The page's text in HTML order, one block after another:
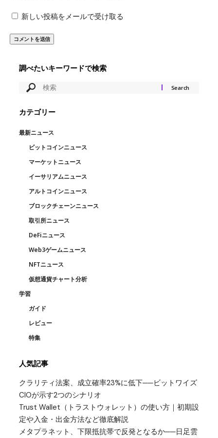
新しい投稿をメールで受け取る
調べたいキーワードで検索
カテゴリー
最新ニュース
ビットコインニュース
マーケットニュース
イーサリアムニュース
アルトコインニュース
ブロックチェーンニュース
取引所ニュース
DeFiニュース
Web3ゲームニュース
NFTニュース
仮想通貨チャート分析
学習
ガイド
レビュー
特集
人気記事
クラリティ法案、成立確率23%に低下──ビットワイズ
CIOが示す2つのシナリオ
Trust Wallet（トラストウォレット）の使い方｜初期設
定や入金・出金方法など徹底解説
メタプラネット、下限抵抗帯で反発となるか──日足雲